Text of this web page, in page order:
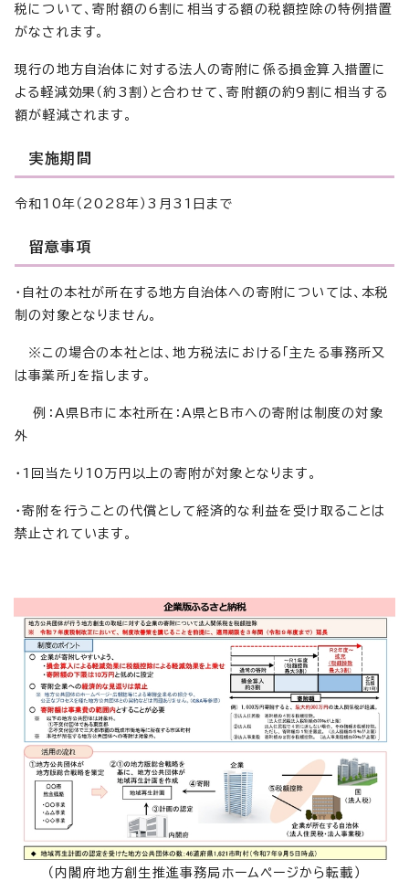
税について、寄附額の6割に相当する額の税額控除の特例措置
がなされます。
現行の地方自治体に対する法人の寄附に係る損金算入措置に
よる軽減効果（約3割）と合わせて、寄附額の約9割に相当する
額が軽減されます。
実施期間
令和10年（2028年）3月31日まで
留意事項
・自社の本社が所在する地方自治体への寄附については、本税
制の対象となりません。
※この場合の本社とは、地方税法における「主たる事務所又
は事業所」を指します。
例：A県B市に本社所在：A県とB市への寄附は制度の対象
外
・1回当たり10万円以上の寄附が対象となります。
・寄附を行うことの代償として経済的な利益を受け取ることは
禁止されています。
（内閣府地方創生推進事務局ホームページから転載）